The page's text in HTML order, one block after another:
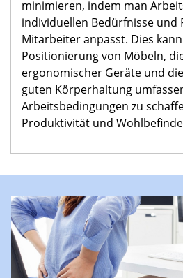
minimieren, indem man
individuellen Bedürfnisse und
Mitarbeiter anpasst. Dies
Positionierung von Möbeln,
ergonomischer Geräte und
guten Körperhaltung
Arbeitsbedingungen zu
Produktivität und